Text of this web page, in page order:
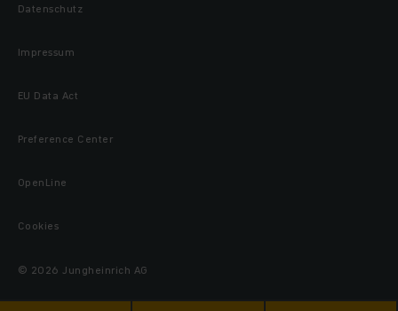
Datenschutz
Impressum
EU Data Act
Preference Center
OpenLine
Cookies
© 2026 Jungheinrich AG